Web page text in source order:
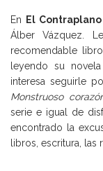
En El Contraplano
Álber Vázquez.
recomendable libro
leyendo su novela
interesa seguirle
Monstruoso
serie e igual de
encontrado la
libros, escritura, las